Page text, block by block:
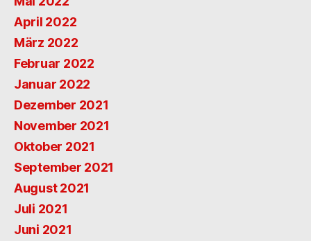
April 2022
März 2022
Februar 2022
Januar 2022
Dezember 2021
November 2021
Oktober 2021
September 2021
August 2021
Juli 2021
Juni 2021